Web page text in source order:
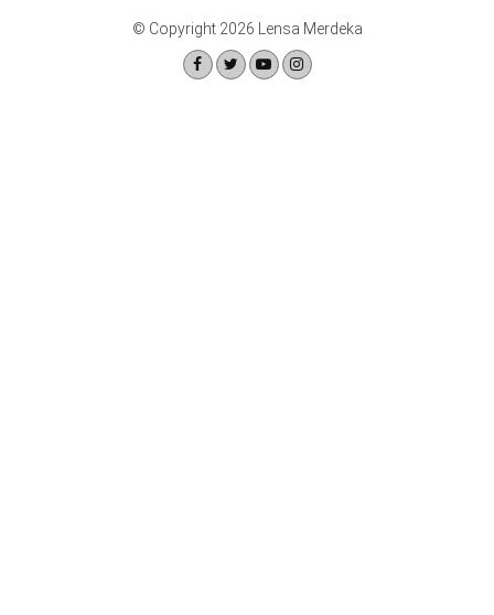
© Copyright 2026 Lensa Merdeka